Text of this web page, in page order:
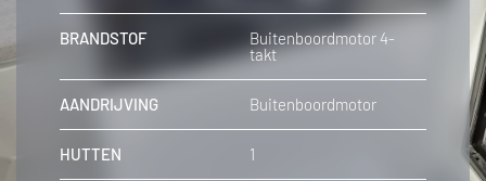
BRANDSTOF
Buitenboordmotor 4-
takt
AANDRIJVING Buitenboordmotor
HUTTEN 1